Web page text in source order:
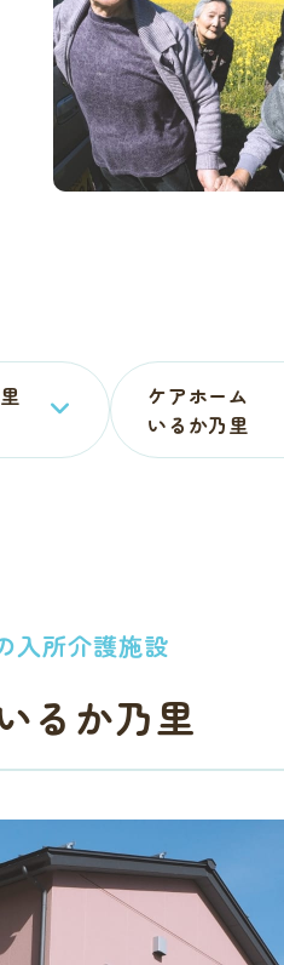
ケアホーム
いるか乃里
入所介護施設
るか乃里